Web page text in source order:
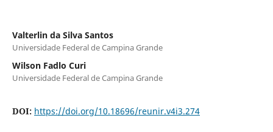
Valterlin da Silva Santos
Universidade Federal de Campina Grande
Wilson Fadlo Curi
Universidade Federal de Campina Grande
DOI: https://doi.org/10.18696/reunir.v4i3.274